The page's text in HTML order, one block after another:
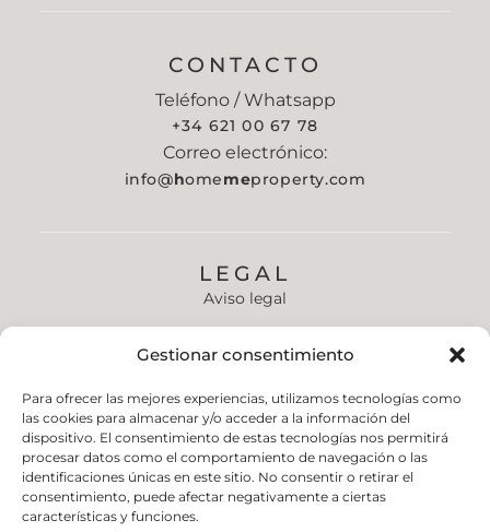
Gestionar consentimiento
Para ofrecer las mejores experiencias, utilizamos tecnologías como
las cookies para almacenar y/o acceder a la información del
dispositivo. El consentimiento de estas tecnologías nos permitirá
procesar datos como el comportamiento de navegación o las
identificaciones únicas en este sitio. No consentir o retirar el
consentimiento, puede afectar negativamente a ciertas
características y funciones.
CONTACTO
Teléfono / Whatsapp
+34 621 00 67 78
Correo electrónico:
info@homemeproperty.com
LEGAL
Aviso legal
Política de envíos y devoluciones
Accesibilidad